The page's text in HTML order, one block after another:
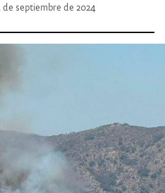
de septiembre de 2024